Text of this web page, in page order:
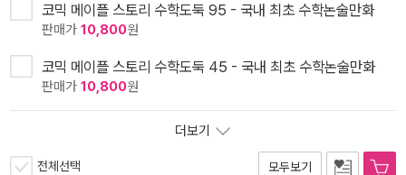
코믹 메이플 스토리 수학도둑 95 - 국내 최초 수학논술만화
판매가 10,800원
코믹 메이플 스토리 수학도둑 45 - 국내 최초 수학논술만화
판매가 10,800원
더보기
전체선택 모두보기